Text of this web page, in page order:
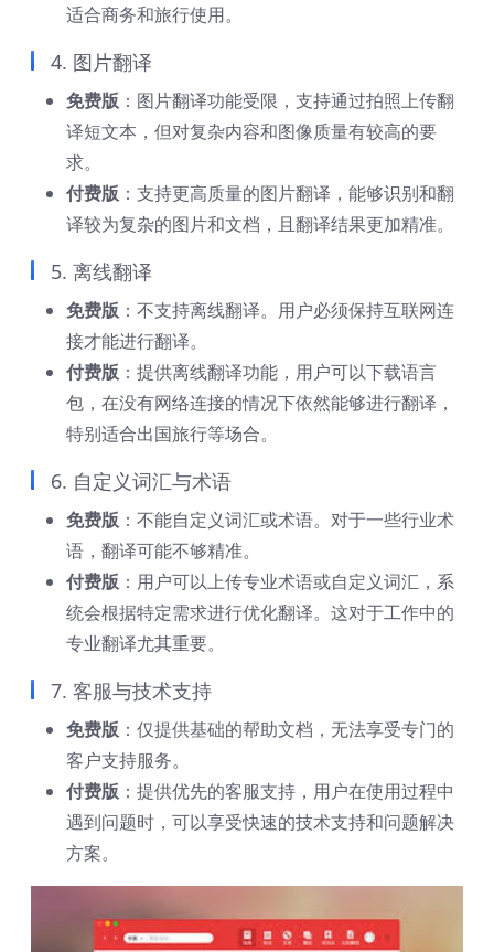
适合商务和旅行使用。
4. 图片翻译
免费版 ：图片翻译功能受限，支持通过拍照上传翻
译短文本，但对复杂内容和图像质量有较高的要
求。
付费版 ：支持更高质量的图片翻译，能够识别和翻
译较为复杂的图片和文档，且翻译结果更加精准。
5. 离线翻译
免费版 ：不支持离线翻译。用户必须保持互联网连
接才能进行翻译。
付费版 ：提供离线翻译功能，用户可以下载语言
包，在没有网络连接的情况下依然能够进行翻译，
特别适合出国旅行等场合。
6. 自定义词汇与术语
免费版 ：不能自定义词汇或术语。对于一些行业术
语，翻译可能不够精准。
付费版 ：用户可以上传专业术语或自定义词汇，系
统会根据特定需求进行优化翻译。这对于工作中的
专业翻译尤其重要。
7. 客服与技术支持
免费版 ：仅提供基础的帮助文档，无法享受专门的
客户支持服务。
付费版 ：提供优先的客服支持，用户在使用过程中
遇到问题时，可以享受快速的技术支持和问题解决
方案。